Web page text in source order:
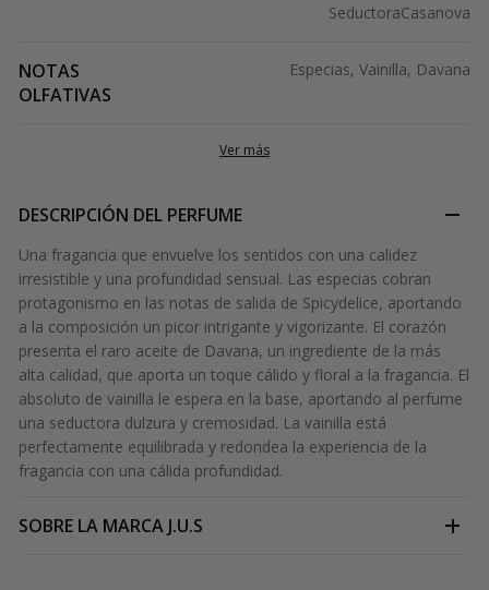
SeductoraCasanova
NOTAS
OLFATIVAS
Especias, Vainilla, Davana
Ver más
DESCRIPCIÓN DEL PERFUME
Una fragancia que envuelve los sentidos con una calidez
irresistible y una profundidad sensual. Las especias cobran
protagonismo en las notas de salida de Spicydelice, aportando
a la composición un picor intrigante y vigorizante. El corazón
presenta el raro aceite de Davana, un ingrediente de la más
alta calidad, que aporta un toque cálido y floral a la fragancia. El
absoluto de vainilla le espera en la base, aportando al perfume
una seductora dulzura y cremosidad. La vainilla está
perfectamente equilibrada y redondea la experiencia de la
fragancia con una cálida profundidad.
SOBRE LA MARCA J.U.S